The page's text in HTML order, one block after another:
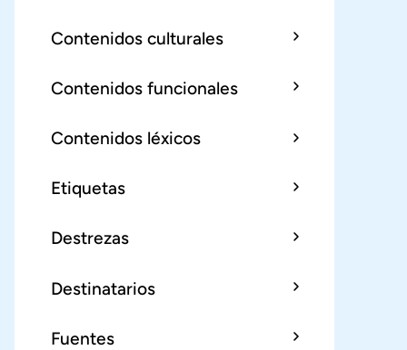
Contenidos culturales
Contenidos funcionales
Contenidos léxicos
Etiquetas
Destrezas
Destinatarios
Fuentes